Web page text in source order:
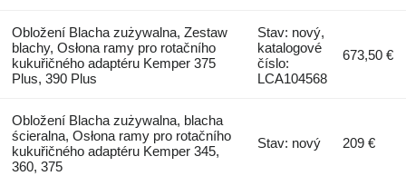
Obložení Blacha zużywalna, Zestaw
blachy, Osłona ramy pro rotačního
kukuřičného adaptéru Kemper 375
Plus, 390 Plus
Stav: nový,
katalogové
číslo:
LCA104568
673,50 €
Obložení Blacha zużywalna, blacha
ścieralna, Osłona ramy pro rotačního
kukuřičného adaptéru Kemper 345,
360, 375
Stav: nový 209 €